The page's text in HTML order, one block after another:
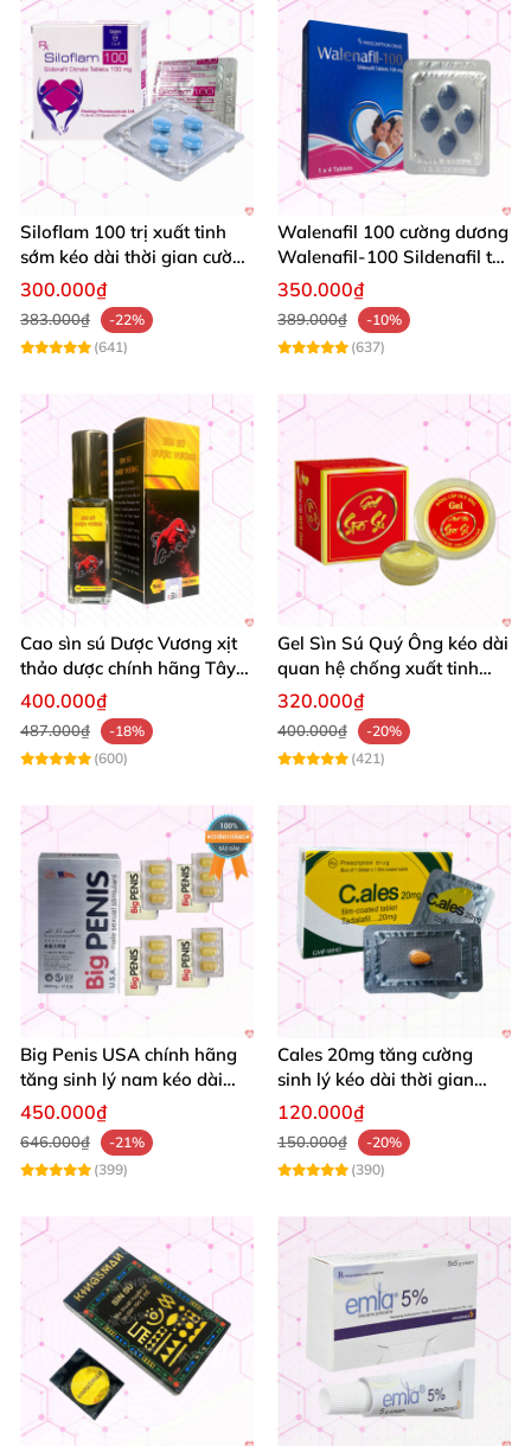
Siloflam 100 trị xuất tinh
sớm kéo dài thời gian cường
dương Nam giới
300.000₫
383.000₫
-22%
(641)
Walenafil 100 cường dương
Walenafil-100 Sildenafil trị
xuất tinh sớm tăng sinh lý
kéo dài thời gian
350.000₫
389.000₫
-10%
(637)
Cao sìn sú Dược Vương xịt
thảo dược chính hãng Tây
Nguyên tốt nhất
400.000₫
487.000₫
-18%
(600)
Gel Sìn Sú Quý Ông kéo dài
quan hệ chống xuất tinh
nhanh
320.000₫
400.000₫
-20%
(421)
Big Penis USA chính hãng
tăng sinh lý nam kéo dài
thời gian cường dương hộp
450.000₫
646.000₫
-21%
(399)
Cales 20mg tăng cường
sinh lý kéo dài thời gian
quan hệ chống xuất tinh
120.000₫
150.000₫
-20%
(390)